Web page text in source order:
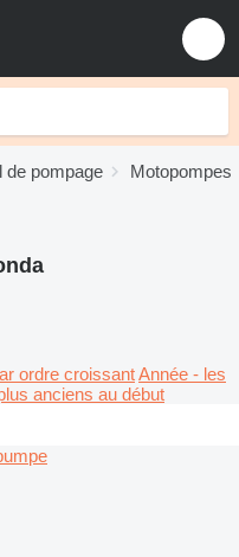
de pompage Motopompes
ordre croissantAnnée - les
anciens au début